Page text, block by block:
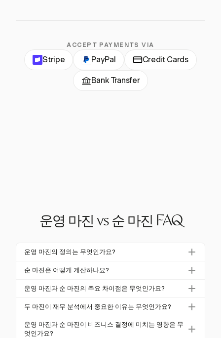
ACCEPT PAYMENTS VIA
Stripe PayPal Credit Cards
Bank Transfer
운영 마진 vs 순 마진 FAQ
운영 마진의 정의는 무엇인가요?
운영 마진은 비운영 비용을 제외하고 회사의 핵심 비즈
은 (운영 수익 / 매출) × 100입니다.
순 마진은 어떻게 계산하나요?
순 마진은 순익을 총 매출로 나눈 후 100을 곱하여 계
율을 반영합니다.
운영 마진과 순 마진의 주요 차이점은 무엇인가요?
운영 마진은 이자와 세금을 제외한 핵심 비즈니스 수익
총 수익성을 종합적으로 보여줍니다.
두 마진이 재무 분석에서 중요한 이유는 무엇인가요?
운영 마진은 운영 효율성을 평가하고, 순 마진은 수익
성을 종합적으로 보여주어 전략 계획 및 투자 결정에
운영 마진과 순 마진이 비즈니스 결정에 미치는 영향은 무
엇인가요?